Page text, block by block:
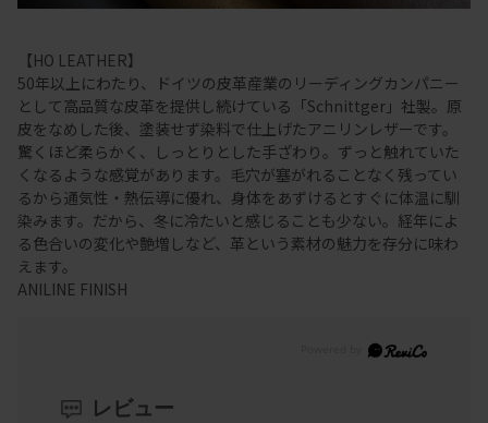
【HO LEATHER】
50年以上にわたり、ドイツの皮革産業のリーディングカンパニー
として高品質な皮革を提供し続けている「Schnittger」社製。原
皮をなめした後、塗装せず染料で仕上げたアニリンレザーです。
驚くほど柔らかく、しっとりとした手ざわり。ずっと触れていた
くなるような感覚があります。毛穴が塞がれることなく残ってい
るから通気性・熱伝導に優れ、身体をあずけるとすぐに体温に馴
染みます。だから、冬に冷たいと感じることも少ない。経年によ
る色合いの変化や艶増しなど、革という素材の魅力を存分に味わ
えます。
ANILINE FINISH
レビュー